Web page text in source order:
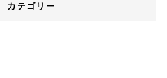
カテゴリー